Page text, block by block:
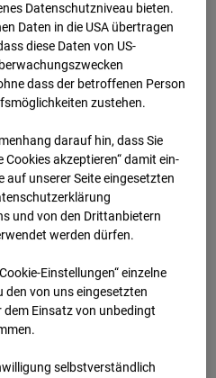
07:05
Datenschutzniveau bieten.
Daten in die USA übertragen
diese Daten von US-
dass der betroffenen Person
zustehen.
darauf hin, dass Sie
Cookies akzeptieren“ damit ein­
auf unserer Seite eingesetzten
und von den Drittanbietern
werden dürfen.
Einstellungen“ einzelne
den von uns eingesetzten
Einsatz von unbedingt
selbstverständlich